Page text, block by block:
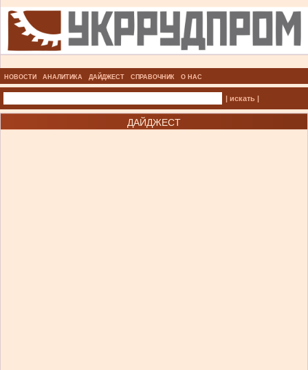
НОВОСТИ АНАЛИТИКА ДАЙДЖЕСТ СПРАВОЧНИК О НАС
| искать |
ДАЙДЖЕСТ